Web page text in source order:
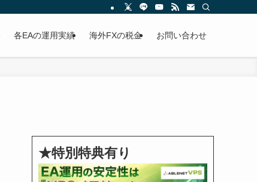
各EAの運用実績 海外FXの税金 お問い合わせ
★特別特典有り